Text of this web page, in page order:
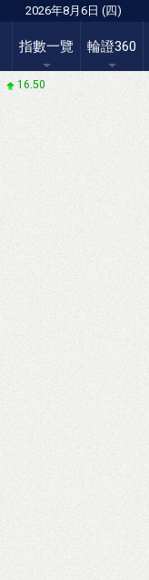
2026年8月6日 (四)
指數一覽 輪證360
16.50